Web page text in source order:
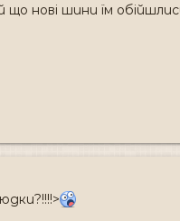
що нові шини їм